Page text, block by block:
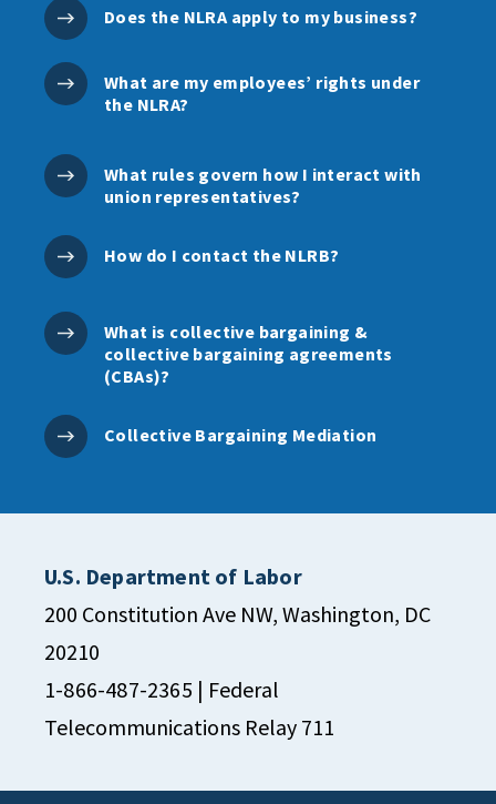
Does the NLRA apply to my business?
What are my employees’ rights under
the NLRA?
What rules govern how I interact with
union representatives?
How do I contact the NLRB?
What is collective bargaining &
collective bargaining agreements
(CBAs)?
Collective Bargaining Mediation
U.S. Department of Labor
200 Constitution Ave NW, Washington, DC
20210
1-866-487-2365 | Federal
Telecommunications Relay 711